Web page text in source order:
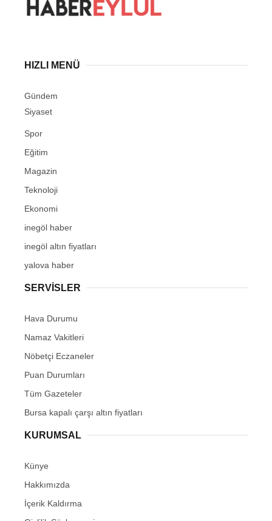
HIZLI MENÜ
Gündem
Siyaset
Spor
Eğitim
Magazin
Teknoloji
Ekonomi
inegöl haber
inegöl altın fiyatları
yalova haber
SERVİSLER
Hava Durumu
Namaz Vakitleri
Nöbetçi Eczaneler
Puan Durumları
Tüm Gazeteler
Bursa kapalı çarşı altın fiyatları
KURUMSAL
Künye
Hakkımızda
İçerik Kaldırma